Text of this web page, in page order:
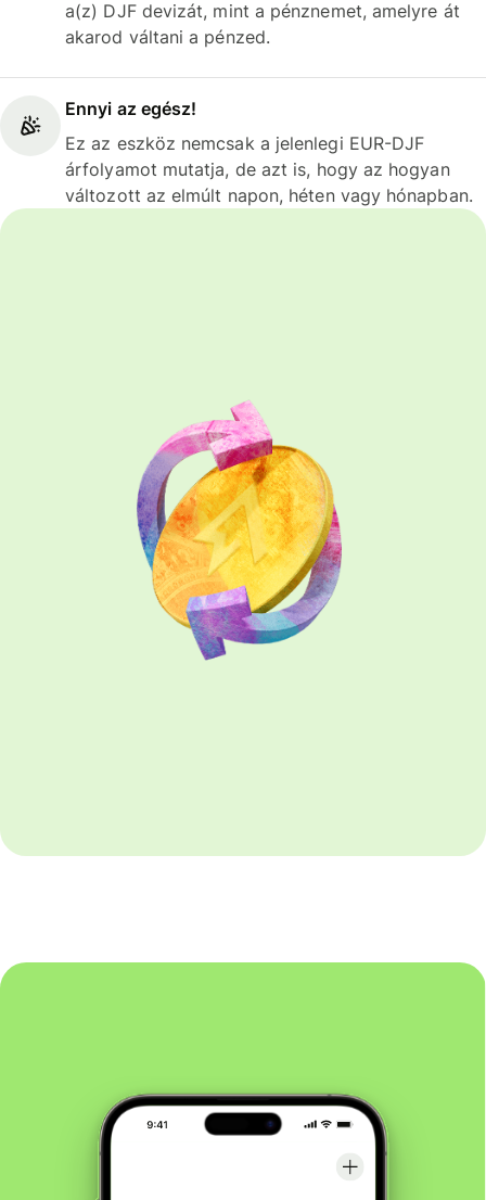
a(z) DJF devizát, mint a pénznemet, amelyre át
akarod váltani a pénzed.
Ennyi az egész!
Ez az eszköz nemcsak a jelenlegi EUR-DJF
árfolyamot mutatja, de azt is, hogy az hogyan
változott az elmúlt napon, héten vagy hónapban.